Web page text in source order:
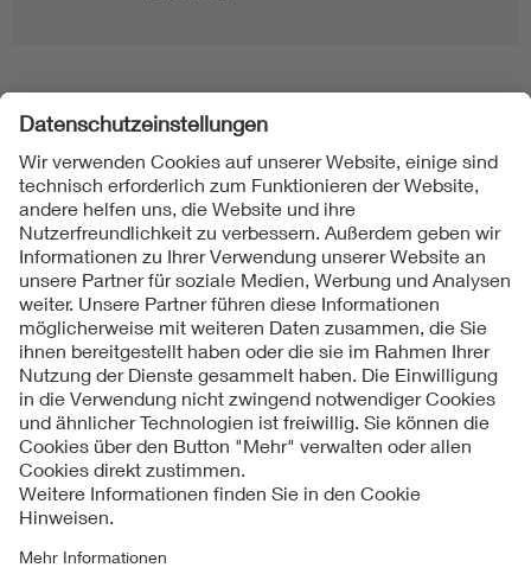
Folgen Sie uns
Kontakte
Service
Impressum
Datenschutzinformationen
Cookie Hinweise